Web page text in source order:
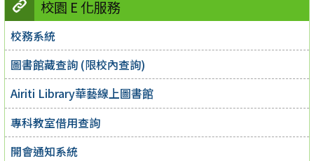
校園 E 化服務
校務系統
圖書館藏查詢 (限校內查詢)
Airiti Library華藝線上圖書館
專科教室借用查詢
開會通知系統